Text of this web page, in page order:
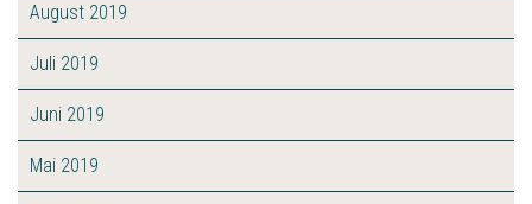
August 2019
Juli 2019
Juni 2019
Mai 2019